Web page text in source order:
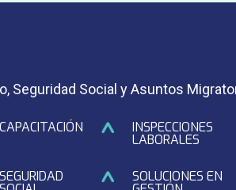
Seguridad Social y Asuntos
CAPACITACIÓN INSPECCIONES
LABORALES
SEGURIDAD SOLUCIONES EN